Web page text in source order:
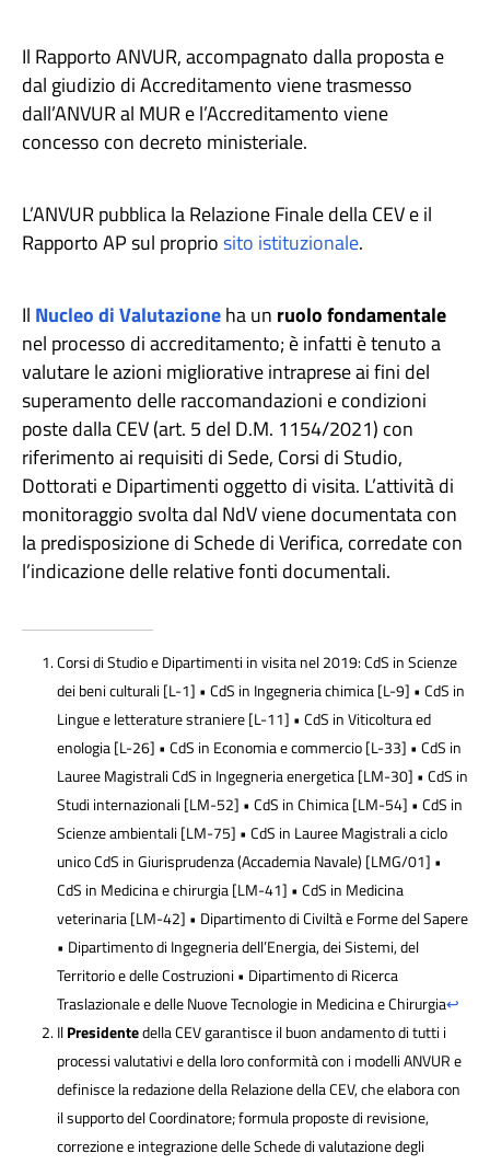
Il Rapporto ANVUR, accompagnato dalla proposta e
dal giudizio di Accreditamento viene trasmesso
dall’ANVUR al MUR e l’Accreditamento viene
concesso con decreto ministeriale.
L’ANVUR pubblica la Relazione Finale della CEV e il
Rapporto AP sul propriosito istituzionale.
Il Nucleo di Valutazioneha un ruolo fondamentale
nel processo di accreditamento; è infatti è tenuto a
valutare le azioni migliorative intraprese ai fini del
superamento delle raccomandazioni e condizioni
poste dalla CEV (art. 5 del D.M. 1154/2021) con
riferimento ai requisiti di Sede, Corsi di Studio,
Dottorati e Dipartimenti oggetto di visita. L’attività di
monitoraggio svolta dal NdV viene documentata con
la predisposizione di Schede di Verifica, corredate con
l’indicazione delle relative fonti documentali.
Corsi di Studio e Dipartimenti in visita nel 2019: CdS in Scienze
dei beni culturali [L-1] • CdS in Ingegneria chimica [L-9] • CdS in
Lingue e letterature straniere [L-11] • CdS in Viticoltura ed
enologia [L-26] • CdS in Economia e commercio [L-33] • CdS in
Lauree Magistrali CdS in Ingegneria energetica [LM-30] • CdS in
Studi internazionali [LM-52] • CdS in Chimica [LM-54] • CdS in
Scienze ambientali [LM-75] • CdS in Lauree Magistrali a ciclo
unico CdS in Giurisprudenza (Accademia Navale) [LMG/01] •
CdS in Medicina e chirurgia [LM-41] • CdS in Medicina
veterinaria [LM-42] • Dipartimento di Civiltà e Forme del Sapere
• Dipartimento di Ingegneria dell’Energia, dei Sistemi, del
Territorio e delle Costruzioni • Dipartimento di Ricerca
Traslazionale e delle Nuove Tecnologie in Medicina e Chirurgia↩
Il Presidentedella CEV garantisce il buon andamento di tutti i
processi valutativi e della loro conformità con i modelli ANVUR e
definisce la redazione della Relazione della CEV, che elabora con
il supporto del Coordinatore; formula proposte di revisione,
correzione e integrazione delle Schede di valutazione degli